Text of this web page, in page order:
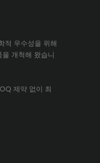
적 우수성을 위해
개척해 왔습니
제약 없이 최